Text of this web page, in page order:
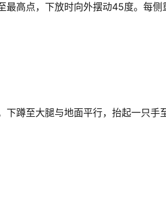
最高点，下放时向外摆动45度。每侧
下蹲至大腿与地面平行，抬起一只手